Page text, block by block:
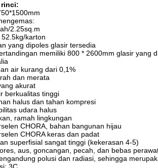
rinci:
2.25sq.m
karton
yang dipoles glasir tersedia
memiliki 800 * 2600mm glasir yang
air kurang dari 0,1%
dan merata
akurat
berkualitas tinggi
halus dan tahan kompresi
udara halus
ramah lingkungan
CHORA, bahan bangunan hijau
CHORA keras dan padat
superfisial sangat tinggi (kekerasan 4-5)
aus, goncangan, pecah, dan bebas
polusi dan radiasi, sehingga